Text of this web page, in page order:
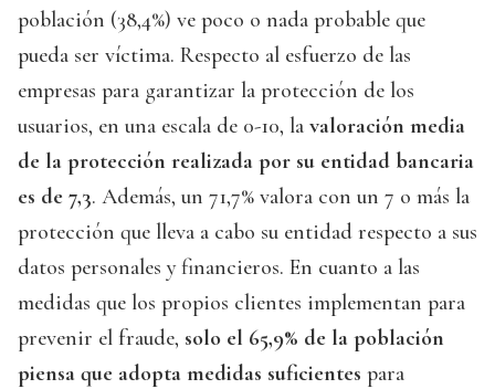
población (38,4%) ve poco o nada probable que
pueda ser víctima. Respecto al esfuerzo de las
empresas para garantizar la protección de los
usuarios, en una escala de 0-10, la valoración media
de la protección realizada por su entidad bancaria
es de 7,3. Además, un 71,7% valora con un 7 o más la
protección que lleva a cabo su entidad respecto a sus
datos personales y financieros. En cuanto a las
medidas que los propios clientes implementan para
prevenir el fraude, solo el 65,9% de la población
piensa que adopta medidas suficientes para